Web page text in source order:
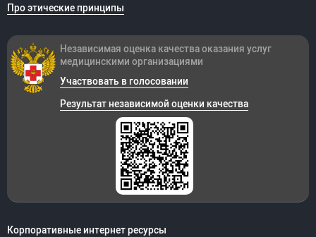
Про этические принципы
Корпоративные интернет ресурсы
Независимая оценка качества оказания услуг
медицинскими организациями
Участвовать в голосовании
Результат независимой оценки качества